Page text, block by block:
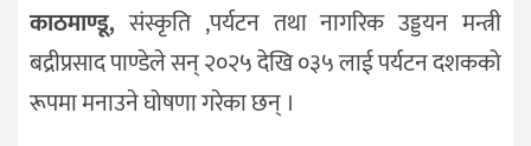
राजनीति
काठमाण्डू, संस्कृति ,पर्यटन तथा नागरिक उड्डयन मन्त्री
बद्रीप्रसाद पाण्डेले सन् २०२५ देखि ०३५ लाई पर्यटन दशकको
रूपमा मनाउने घोषणा गरेका छन् ।